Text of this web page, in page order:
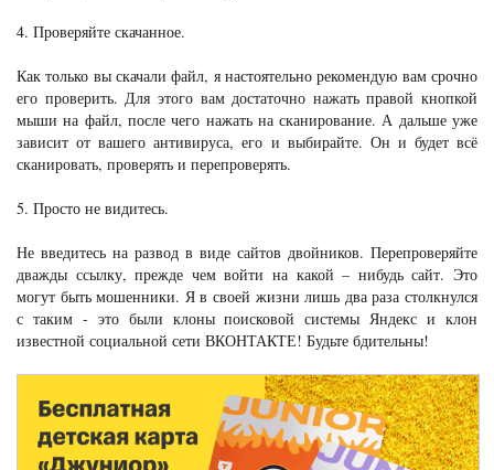
4. Проверяйте скачанное.
Как только вы скачали файл, я настоятельно рекомендую вам срочно
его проверить. Для этого вам достаточно нажать правой кнопкой
мыши на файл, после чего нажать на сканирование. А дальше уже
зависит от вашего антивируса, его и выбирайте. Он и будет всё
сканировать, проверять и перепроверять.
5. Просто не видитесь.
Не введитесь на развод в виде сайтов двойников. Перепроверяйте
дважды ссылку, прежде чем войти на какой – нибудь сайт. Это
могут быть мошенники. Я в своей жизни лишь два раза столкнулся
с таким - это были клоны поисковой системы Яндекс и клон
известной социальной сети ВКОНТАКТЕ! Будьте бдительны!